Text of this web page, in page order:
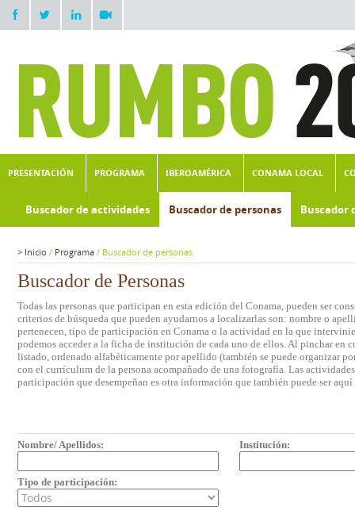
PRESENTACIÓN PROGRAMA IBEROAMÉRICA CONAMA LOCAL
Buscador de actividades Buscador de personas Buscador
> Inicio / Programa / Buscador de personas
Buscador de Personas
Todas las personas que participan en esta edición del Conama, pueden ser
criterios de búsqueda que pueden ayudarnos a localizarlas son: nombre o
pertenecen, tipo de participación en Conama o la actividad en la que
podemos acceder a la ficha de institución de cada uno de ellos. Al pinchar en
listado, ordenado alfabéticamente por apellido (también se puede organizar
con el currículum de la persona acompañado de una fotografía. Las
participación que desempeñan es otra información que también puede ser
Nombre/ Apellidos: Institución:
Tipo de participación: